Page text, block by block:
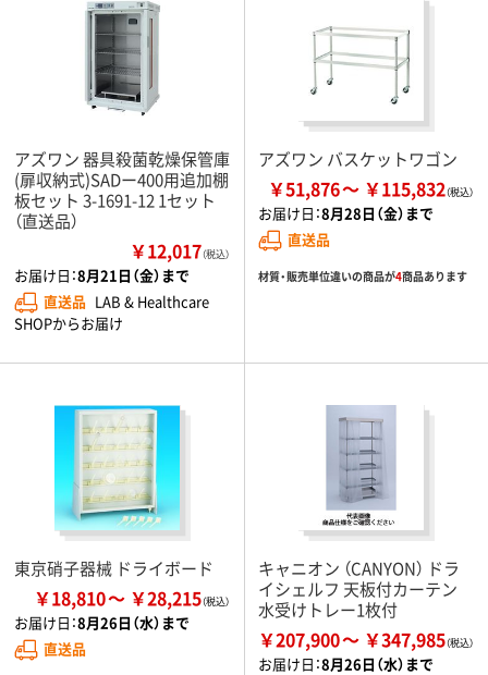
アズワン 器具殺菌乾燥保管庫
(扉収納式)SADー400用追加棚
板セット 3-1691-12 1セット
（直送品）
￥12,017（税込）
お届け日：8月21日（金）まで
直送品 LAB & Healthcare
SHOPからお届け
アズワン バスケットワゴン
￥51,876 ￥115,832
お届け日：8月28日（金）まで
直送品
材質・販売単位違いの商品が4商品あります
東京硝子器械 ドライボード
￥18,810 ￥28,215
お届け日：8月26日（水）まで
直送品
キャニオン （CANYON） ドラ
イシェルフ 天板付カーテン
水受けトレー1枚付
￥207,900 ￥347,985
お届け日：8月26日（水）まで